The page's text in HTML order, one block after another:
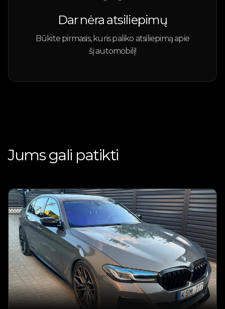
Dar nėra atsiliepimų
Būkite pirmasis, kuris paliko atsiliepimą apie
šį automobilį!
Jums gali patikti